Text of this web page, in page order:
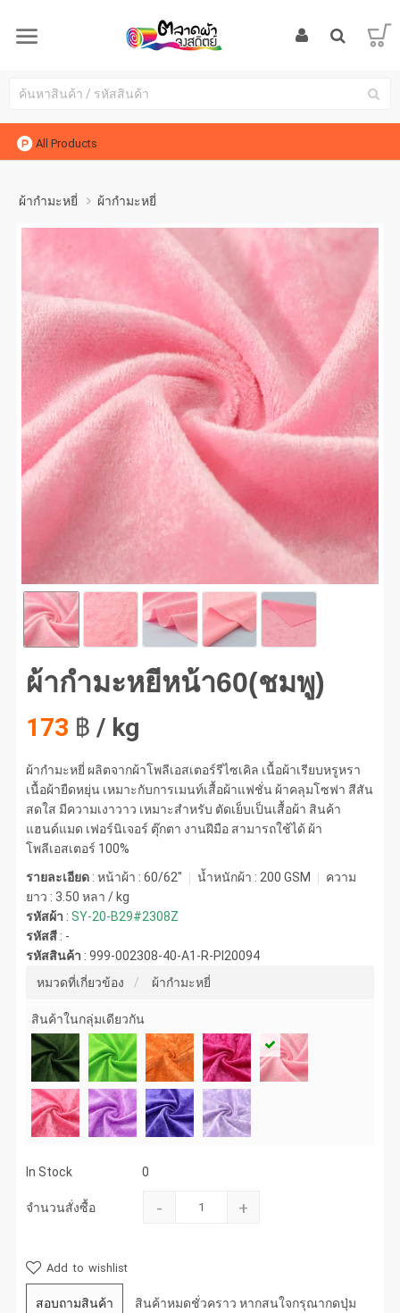
All Products
ผ้ากำมะหยี่ ผ้ากำมะหยี่
กำมะหยี่หน้า60(ชมพู) #1
ผ้ากำมะหยี่หน้า60(ชมพู)
173 ฿ / kg
ผ้ากำมะหยี่ ผลิตจากผ้าโพลีเอสเตอร์รีไซเคิล เนื้อผ้าเรียบหรูหรา
เนื้อผ้ายืดหยุ่น เหมาะกับการเมนท์เสื้อผ้าแฟชั่น ผ้าคลุมโซฟา สีสัน
สดใส มีความเงาวาว เหมาะสำหรับ ตัดเย็บเป็นเสื้อผ้า สินค้า
แฮนด์แมด เฟอร์นิเจอร์ ตุ๊กตา งานฝีมือ สามารถใช้ได้ ผ้า
โพลีเอสเตอร์ 100%
รายละเอียด : หน้าผ้า : 60/62" น้ำหนักผ้า : 200 GSM
ความ
ยาว : 3.50 หลา / kg
รหัสผ้า :SY-20-B29#2308Z
รหัสสี : -
รหัสสินค้า :999-002308-40-A1-R-PI20094
หมวดที่เกี่ยวข้อง
ผ้ากำมะหยี่
สินค้าในกลุ่มเดียวกัน
In Stock 0
จำนวนสั่งซื้อ - +
Add to wishlist
สอบถามสินค้า สินค้าหมดชั่วคราว หากสนใจกรุณากดปุ่ม